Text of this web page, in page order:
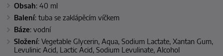
Obsah: 40 ml
Balení: tuba se zaklápěcím víčkem
Báze: vodní
Složení: Vegetable Glycerin, Aqua, Sodium Lactate, Xantan Gum,
Levulinic Acid, Lactic Acid, Sodium Levulinate, Alcohol